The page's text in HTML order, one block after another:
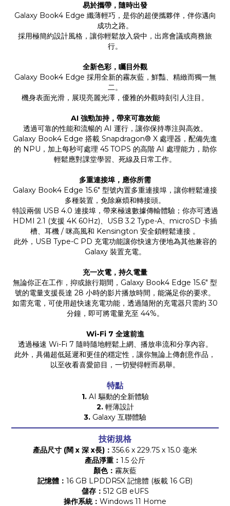
易於攜帶，隨時出發
Galaxy Book4 Edge 纖薄輕巧，是你的超便攜夥伴，伴你邁向
成功之路。
採用極簡約設計風格，讓你輕鬆放入袋中，出席會議或商務旅
行。
全新色彩，矚目外觀
Galaxy Book4 Edge 採用全新的霧灰藍，鮮豔、精緻而獨一無
二。
機身表面光滑，展現亮麗光澤，優雅的外觀時刻引人注目。
AI 強勁加持，帶來可靠效能
透過可靠的性能和流暢的 AI 運行，讓你保持專注與高效。
Galaxy Book4 Edge 搭載 Snapdragon® X 處理器，配備先進
的 NPU，加上每秒可處理 45 TOPS 的高階 AI 處理能力，助你
輕鬆應對課堂學習、死線及日常工作。
多重連接埠，應你所需
Galaxy Book4 Edge 15.6" 型號內置多重連接埠，讓你輕鬆連接
多種裝置，免除麻煩和轉接頭。
特設兩個 USB 4.0 連接埠，帶來極速數據傳輸體驗；你亦可透過
HDMI 2.1 (支援 4K 60Hz)、USB 3.2 Type-A、microSD 卡插
槽、耳機 / 咪高風和 Kensington 安全鎖輕鬆連接 。
此外，USB Type-C PD 充電功能讓你快速方便地為其他兼容的
Galaxy 裝置充電。
充一次電，持久電量
無論你正在工作，抑或旅行期間，Galaxy Book4 Edge 15.6" 型
號的電量支援長達 28 小時的影片播放時間，能滿足你的要求。
如需充電，可使用超快速充電功能，透過隨附的充電器只需約 30
分鐘，即可將電量充至 44%。
Wi-Fi 7 全速前進
透過極速 Wi-Fi 7 隨時隨地輕鬆上網、播放串流和分享內容。
此外，具備超低延遲和更佳的穩定性，讓你無論上傳創意作品，
以至收看喜愛節目，一切變得輕而易舉。
特點
1.AI 驅動的全新體驗
2.輕薄設計
3. Galaxy 互聯體驗
技術規格
產品尺寸 (闊 x 深 x長)：356.6 x 229.75 x 15.0 毫米
產品淨重： 1.5 公斤
顏色： 霧灰藍
記憶體： 16 GB LPDDR5X 記憶體 (板載 16 GB)
儲存： 512 GB eUFS
操作系統： Windows 11 Home